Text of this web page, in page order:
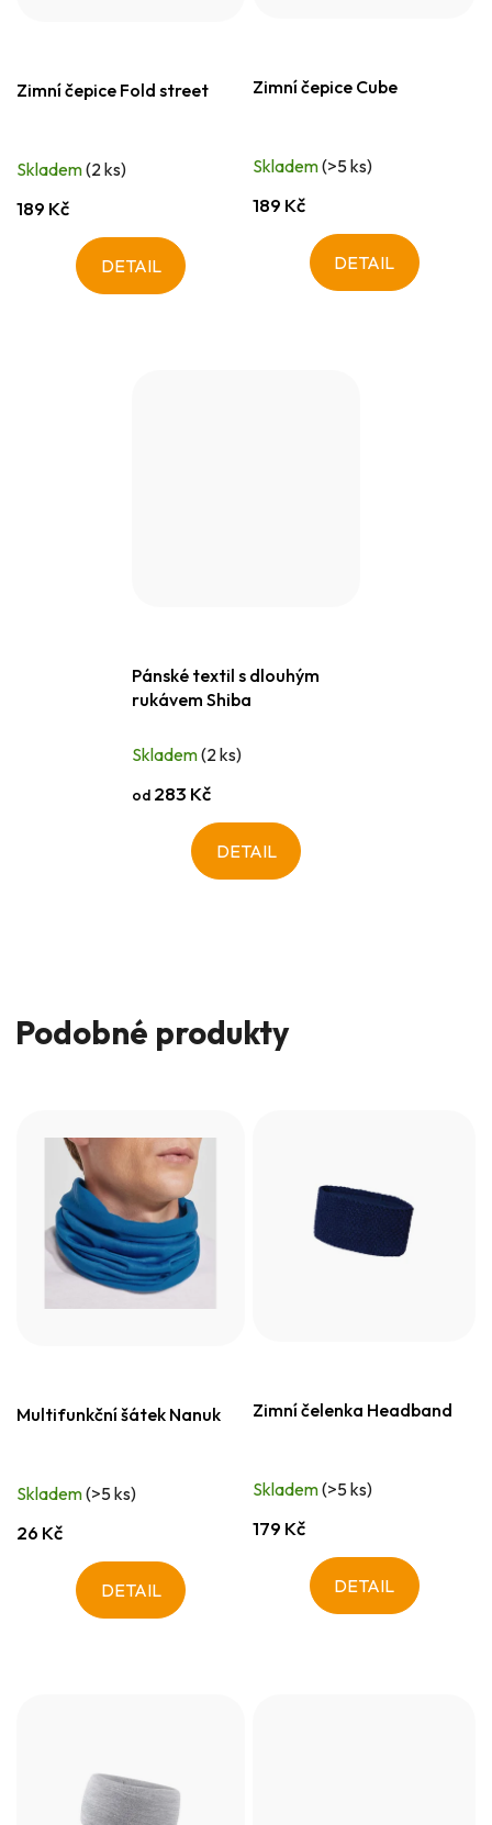
Zimní čepice Fold street
Skladem(2 ks)
189 Kč
DETAIL
Zimní čepice Cube
Skladem(>5 ks)
189 Kč
DETAIL
Pánské textil s dlouhým
rukávem Shiba
Skladem(2 ks)
od 283 Kč
DETAIL
Podobné produkty
Multifunkční šátek Nanuk
Skladem(>5 ks)
26 Kč
DETAIL
Zimní čelenka Headband
Skladem(>5 ks)
179 Kč
DETAIL